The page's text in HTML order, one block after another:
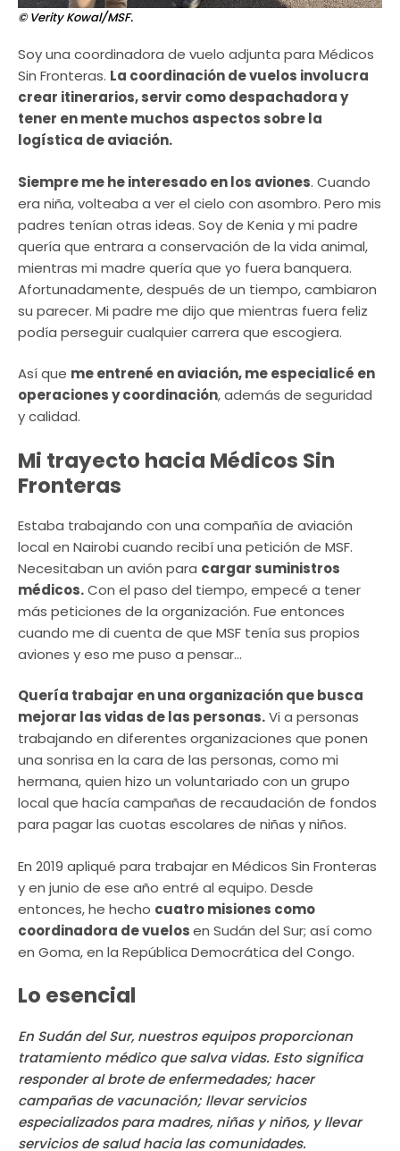
© Verity Kowal/MSF.
Soy una coordinadora de vuelo adjunta para Médicos
Sin Fronteras. La coordinación de vuelos involucra
crear itinerarios, servir como despachadora y
tener en mente muchos aspectos sobre la
logística de aviación.
Siempre me he interesado en los aviones. Cuando
era niña, volteaba a ver el cielo con asombro. Pero mis
padres tenían otras ideas. Soy de Kenia y mi padre
quería que entrara a conservación de la vida animal,
mientras mi madre quería que yo fuera banquera.
Afortunadamente, después de un tiempo, cambiaron
su parecer. Mi padre me dijo que mientras fuera feliz
podía perseguir cualquier carrera que escogiera.
Así que me entrené en aviación, me especialicé en
operaciones y coordinación, además de seguridad
y calidad.
Mi trayecto hacia Médicos Sin
Fronteras
Estaba trabajando con una compañía de aviación
local en Nairobi cuando recibí una petición de MSF.
Necesitaban un avión para cargar suministros
médicos.Con el paso del tiempo, empecé a tener
más peticiones de la organización. Fue entonces
cuando me di cuenta de que MSF tenía sus propios
aviones y eso me puso a pensar…
Quería trabajar en una organización que busca
mejorar las vidas de las personas.Vi a personas
trabajando en diferentes organizaciones que ponen
una sonrisa en la cara de las personas, como mi
hermana, quien hizo un voluntariado con un grupo
local que hacía campañas de recaudación de fondos
para pagar las cuotas escolares de niñas y niños.
En 2019 apliqué para trabajar en Médicos Sin Fronteras
y en junio de ese año entré al equipo. Desde
entonces, he hecho cuatro misiones como
coordinadora de vuelosen Sudán del Sur; así como
en Goma, en la República Democrática del Congo.
Lo esencial
En Sudán del Sur, nuestros equipos proporcionan
tratamiento médico que salva vidas. Esto significa
responder al brote de enfermedades; hacer
campañas de vacunación; llevar servicios
especializados para madres, niñas y niños, y llevar
servicios de salud hacia las comunidades.